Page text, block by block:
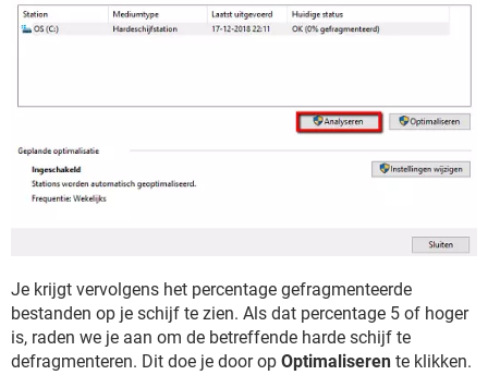
Je krijgt vervolgens het percentage gefragmenteerde
bestanden op je schijf te zien. Als dat percentage 5 of hoger
is, raden we je aan om de betreffende harde schijf te
defragmenteren. Dit doe je door op Optimaliseren te klikken.